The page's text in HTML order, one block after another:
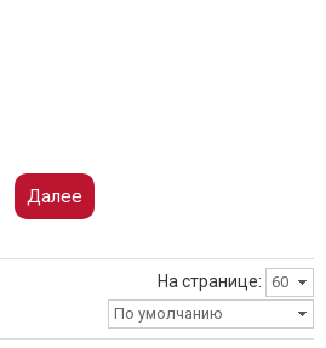
Далее
На странице: 60
По умолчанию